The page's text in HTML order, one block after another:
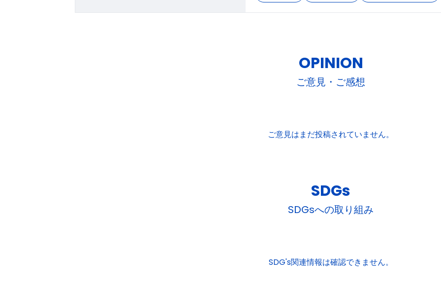
OPINION
ご意見・ご感想
ご意見はまだ投稿されていません。
SDGs
SDGsへの取り組み
SDG's関連情報は確認できません。